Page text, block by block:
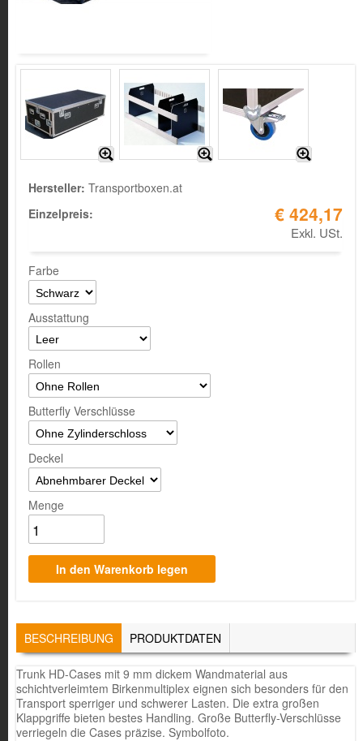
Hersteller: Transportboxen.at
Einzelpreis:
€ 424,17
Exkl. USt.
Farbe
Ausstattung
Rollen
Butterfly Verschlüsse
Deckel
Menge
TABS
BESCHREIBUNG (AKTIVER
REITER)
PRODUKTDATEN
Trunk HD-Cases mit 9 mm dickem Wandmaterial aus
schichtverleimtem Birkenmultiplex eignen sich besonders für den
Transport sperriger und schwerer Lasten. Die extra großen
Klappgriffe bieten bestes Handling. Große Butterfly-Verschlüsse
verriegeln die Cases präzise. Symbolfoto.